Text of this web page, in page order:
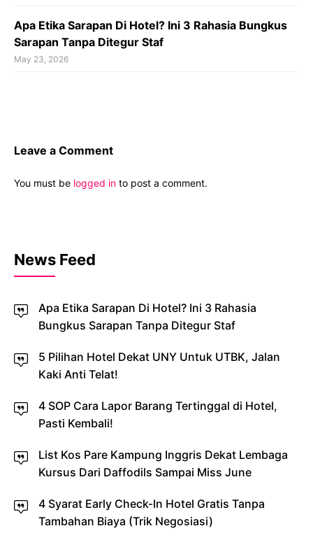
Apa Etika Sarapan Di Hotel? Ini 3 Rahasia Bungkus
Sarapan Tanpa Ditegur Staf
May 23, 2026
Leave a Comment
You must be logged in to post a comment.
News Feed
Apa Etika Sarapan Di Hotel? Ini 3 Rahasia
Bungkus Sarapan Tanpa Ditegur Staf
5 Pilihan Hotel Dekat UNY Untuk UTBK, Jalan
Kaki Anti Telat!
4 SOP Cara Lapor Barang Tertinggal di Hotel,
Pasti Kembali!
List Kos Pare Kampung Inggris Dekat Lembaga
Kursus Dari Daffodils Sampai Miss June
4 Syarat Early Check-In Hotel Gratis Tanpa
Tambahan Biaya (Trik Negosiasi)